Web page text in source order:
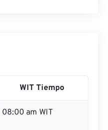
WIT Tiempo
08:00 am WIT